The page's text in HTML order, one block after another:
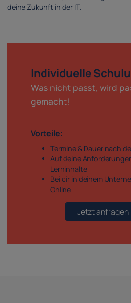
deine Zukunft in der IT.
Individuelle
Was nicht passt, wird
gemacht!
Vorteile:
Termine & Dauer nach
Auf deine
Lerninhalte
Bei dir in deinem
Online
Jetzt anfragen